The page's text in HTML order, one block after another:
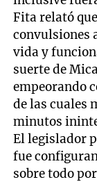
Fita relató
convulsiones
vida y
suerte de
empeorando
de las cuales
minutos
El legislador
fue
sobre todo